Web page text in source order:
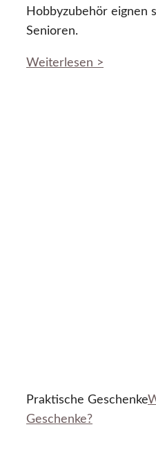
Hobbyzubehör eignen
Senioren.
Weiterlesen >
Praktische Geschenke
Geschenke?